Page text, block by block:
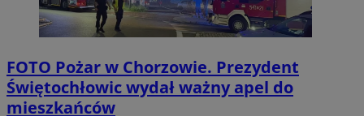
FOTO Pożar w Chorzowie. Prezydent
Świętochłowic wydał ważny apel do
mieszkańców